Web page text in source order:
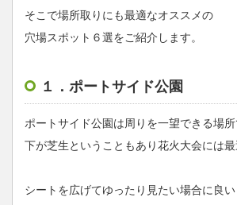
そこで場所取りにも最適なオススメの
穴場スポット６選をご紹介します。
１．ポートサイド公園
ポートサイド公園は周りを一望できる場所
下が芝生ということもあり花火大会には最
シートを広げてゆったり見たい場合に良い